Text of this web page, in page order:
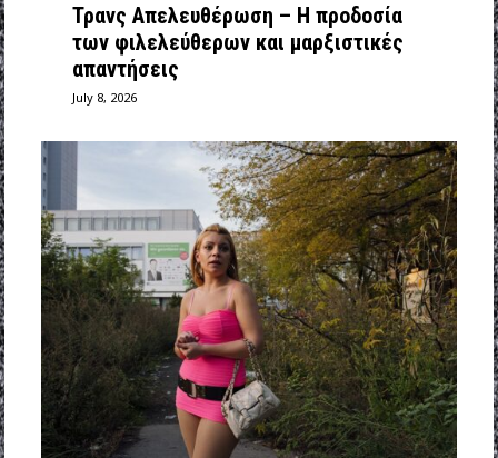
Τρανς Απελευθέρωση – Η προδοσία
των φιλελεύθερων και μαρξιστικές
απαντήσεις
July 8, 2026